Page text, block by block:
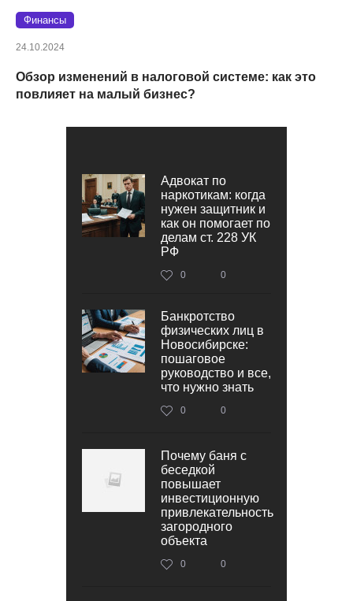
Финансы
24.10.2024
Обзор изменений в налоговой системе: как это
повлияет на малый бизнес?
Адвокат по
наркотикам: когда
нужен защитник и
как он помогает по
делам ст. 228 УК
РФ
0 0
Банкротство
физических лиц в
Новосибирске:
пошаговое
руководство и все,
что нужно знать
0 0
Почему баня с
беседкой
повышает
инвестиционную
привлекательность
загородного
объекта
0 0